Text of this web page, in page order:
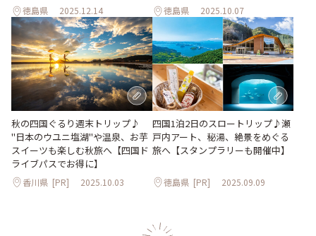
徳島県 2025.12.14 徳島県 2025.10.07
秋の四国ぐるり週末トリップ♪
"日本のウユニ塩湖"や温泉、お芋
スイーツも楽しむ秋旅へ【四国ド
ライブパスでお得に】
香川県 [PR] 2025.10.03
四国1泊2日のスロートリップ♪瀬
戸内アート、秘湯、絶景をめぐる
旅へ【スタンプラリーも開催中】
徳島県 [PR] 2025.09.09